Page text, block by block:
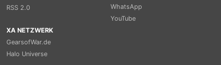
RSS 2.0
WhatsApp
YouTube
XA NETZWERK
GearsofWar.de
Halo Universe